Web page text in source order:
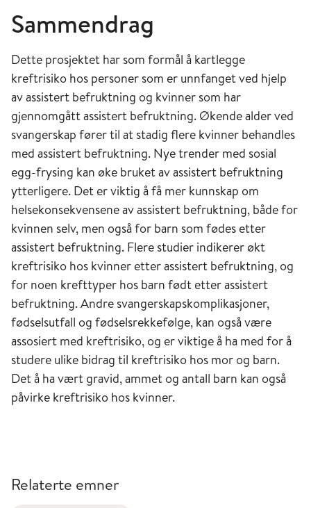
Sammendrag
Dette prosjektet har som formål å kartlegge
kreftrisiko hos personer som er unnfanget ved hjelp
av assistert befruktning og kvinner som har
gjennomgått assistert befruktning. Økende alder ved
svangerskap fører til at stadig flere kvinner behandles
med assistert befruktning. Nye trender med sosial
egg-frysing kan øke bruket av assistert befruktning
ytterligere. Det er viktig å få mer kunnskap om
helsekonsekvensene av assistert befruktning, både for
kvinnen selv, men også for barn som fødes etter
assistert befruktning. Flere studier indikerer økt
kreftrisiko hos kvinner etter assistert befruktning, og
for noen krefttyper hos barn født etter assistert
befruktning. Andre svangerskapskomplikasjoner,
fødselsutfall og fødselsrekkefølge, kan også være
assosiert med kreftrisiko, og er viktige å ha med for å
studere ulike bidrag til kreftrisiko hos mor og barn.
Det å ha vært gravid, ammet og antall barn kan også
påvirke kreftrisiko hos kvinner.
Relaterte emner